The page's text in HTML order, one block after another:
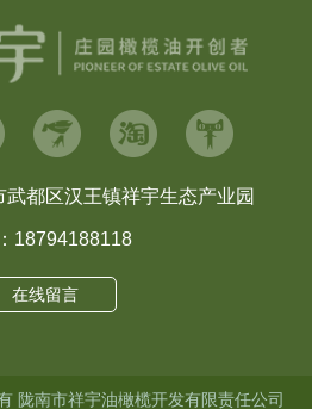
都区汉王镇祥宇生态产业园
18794188118
在线留言
陇南市祥宇油橄榄开发有限责任公司